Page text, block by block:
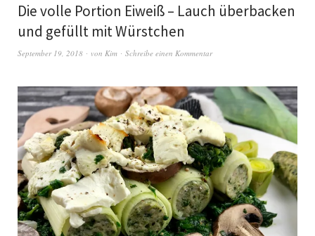
Die volle Portion Eiweiß – Lauch überbacken
und gefüllt mit Würstchen
September 19, 2018 von Kim Schreibe einen Kommentar